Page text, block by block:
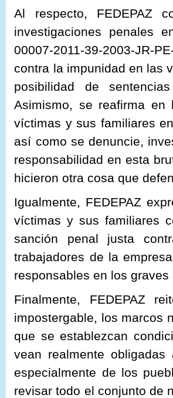
Al respecto, FEDEPAZ
investigaciones penales
00007-2011-39-2003-
contra la impunidad en las
posibilidad de
Asimismo, se reafirma
víctimas y sus familiares
así como se denuncie,
responsabilidad en esta
hicieron otra cosa que
Igualmente, FEDEPAZ
víctimas y sus familiares
sanción penal justa
trabajadores de la
responsables en los
Finalmente, FEDEPAZ
impostergable, los marcos
que se establezcan
vean realmente
especialmente de los
revisar todo el conjunto de